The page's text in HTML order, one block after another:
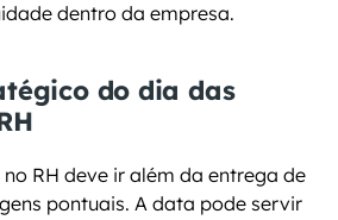
dentro da empresa.
do dia das
RH deve ir além da entrega de
pontuais. A data pode servir